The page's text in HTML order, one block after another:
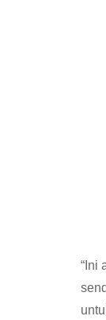
“Ini